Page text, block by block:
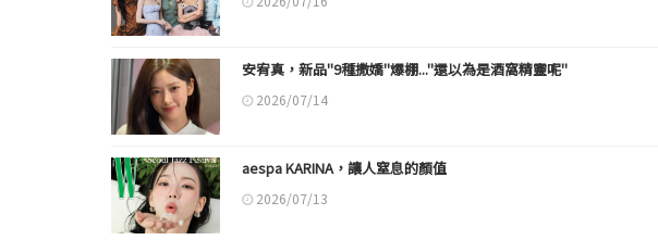
安宥真，新品"9種撒嬌"爆棚..."還以為是酒窩精靈呢"
2026/07/14
aespa KARINA，讓人窒息的顏值
2026/07/13